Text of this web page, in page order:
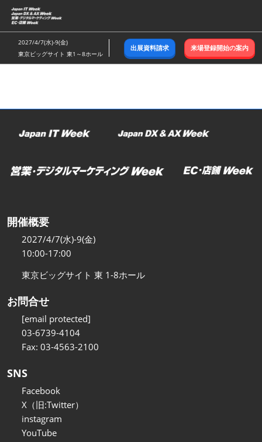
ス
キ
ッ
し
む
2027/4/7(水)-9(金)
東京ビッグサイト 東1～8ホール
出展資料請求 来場登録開始の案内
開催概要
2027/4/7(水)-9(金)
10:00-17:00
東京ビッグサイト 東 1-8ホール
お問合せ
[email protected]
03-6739-4104
Fax: 03-4563-2100
SNS
Facebook
X（旧:Twitter）
instagram
YouTube